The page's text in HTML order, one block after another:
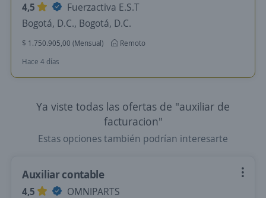
4,5
Fuerzactiva E.S.T
Bogotá, D.C., Bogotá, D.C.
$ 1.750.905,00 (Mensual)
Remoto
Hace 4 días
Ya viste todas las ofertas de "auxiliar de
facturacion"
Estas opciones también podrían interesarte
Auxiliar contable
4,5
OMNIPARTS